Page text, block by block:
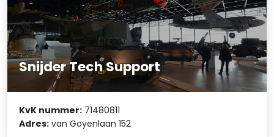
Snijder Tech Support
KvK nummer: 71480811
Adres: van Goyenlaan 152